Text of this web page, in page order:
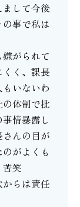
まして今後
事で私は
がられて
く、課長
いないわ
体制で批
情暴露し
んの目が
がよくも
笑
らは責任